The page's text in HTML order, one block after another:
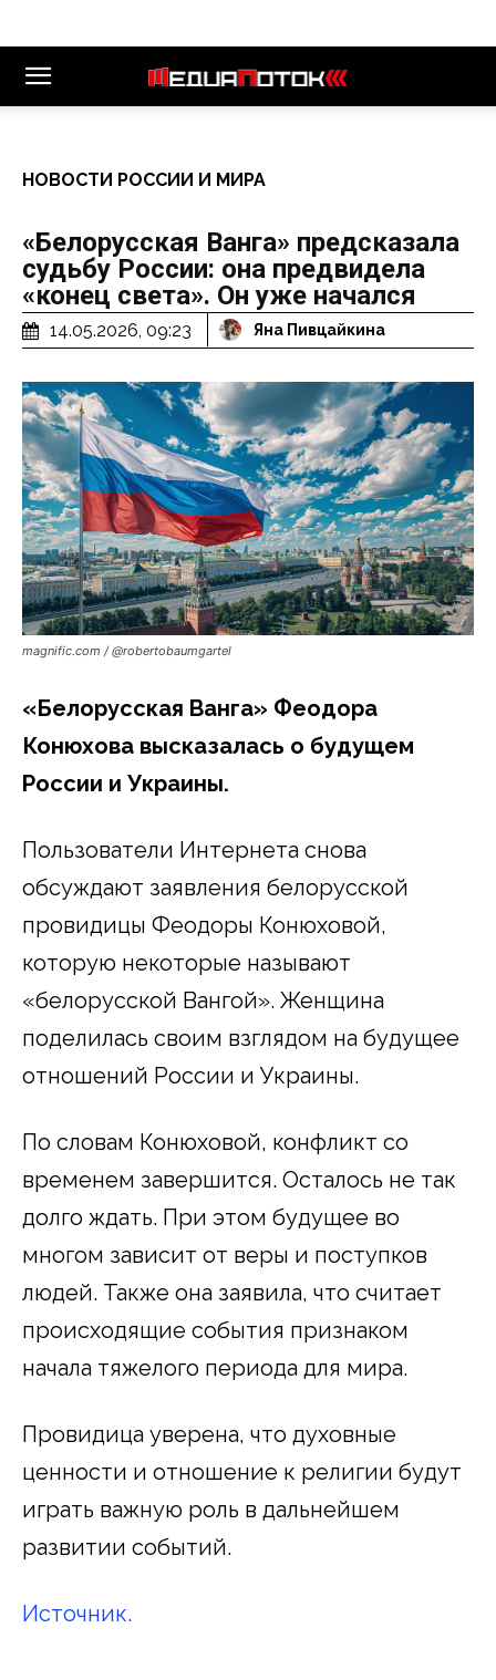
НОВОСТИ РОССИИ И МИРА
«Белорусская Ванга» предсказала
судьбу России: она предвидела
«конец света». Он уже начался
14.05.2026, 09:23 Яна Пивцайкина
magnific.com / @robertobaumgartel
«Белорусская Ванга» Феодора
Конюхова высказалась о будущем
России и Украины.
Пользователи Интернета снова
обсуждают заявления белорусской
провидицы Феодоры Конюховой,
которую некоторые называют
«белорусской Вангой». Женщина
поделилась своим взглядом на будущее
отношений России и Украины.
По словам Конюховой, конфликт со
временем завершится. Осталось не так
долго ждать. При этом будущее во
многом зависит от веры и поступков
людей. Также она заявила, что считает
происходящие события признаком
начала тяжелого периода для мира.
Провидица уверена, что духовные
ценности и отношение к религии будут
играть важную роль в дальнейшем
развитии событий.
Источник.